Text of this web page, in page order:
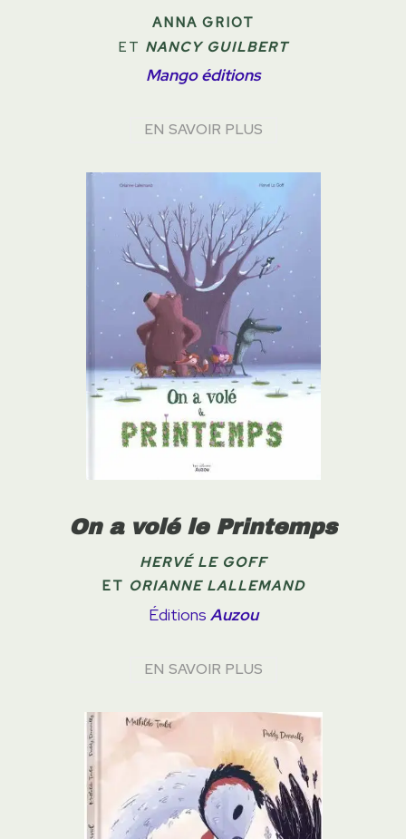
ANNA GRIOT
ET NANCY GUILBERT
Mango éditions
EN SAVOIR PLUS
On a volé le Printemps
HERVÉ LE GOFF
ET ORIANNE LALLEMAND
Éditions Auzou
EN SAVOIR PLUS